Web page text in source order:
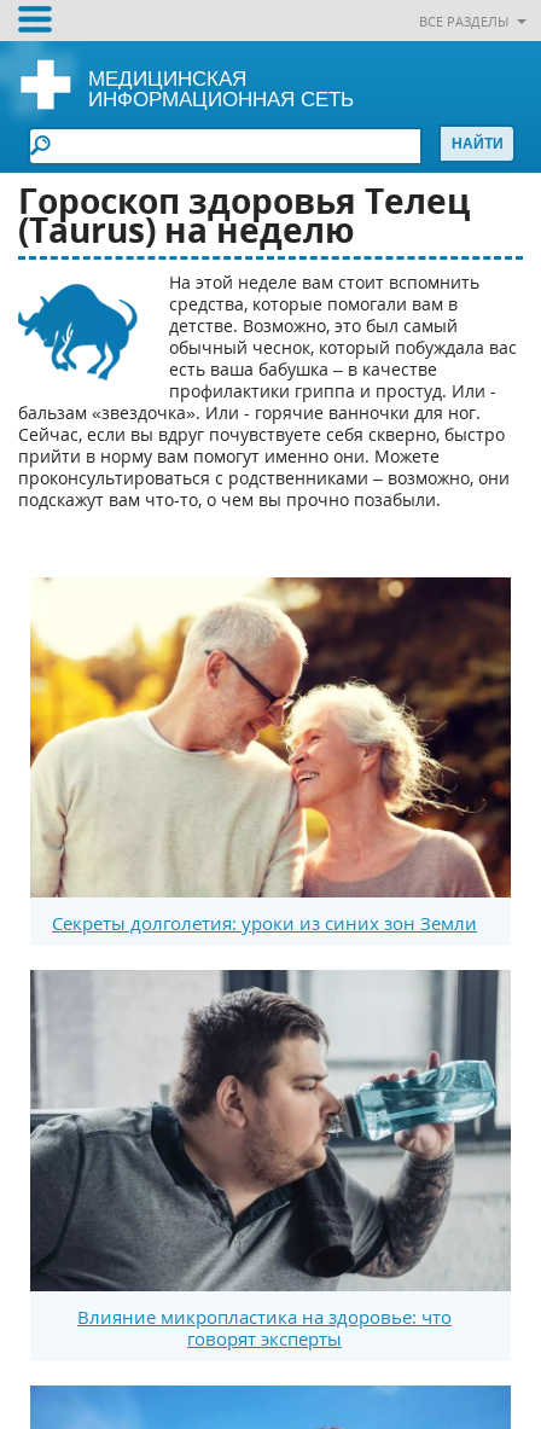
ВСЕ РАЗДЕЛЫ
МЕДИЦИНСКАЯ
ИНФОРМАЦИОННАЯ СЕТЬ
Гороскоп здоровья Телец
(Taurus) на неделю
На этой неделе вам стоит вспомнить
средства, которые помогали вам в
детстве. Возможно, это был самый
обычный чеснок, который побуждала вас
есть ваша бабушка – в качестве
профилактики гриппа и простуд. Или -
бальзам «звездочка». Или - горячие ванночки для ног.
Сейчас, если вы вдруг почувствуете себя скверно, быстро
прийти в норму вам помогут именно они. Можете
проконсультироваться с родственниками – возможно, они
подскажут вам что-то, о чем вы прочно позабыли.
Секреты долголетия: уроки из синих зон Земли
Влияние микропластика на здоровье: что
говорят эксперты